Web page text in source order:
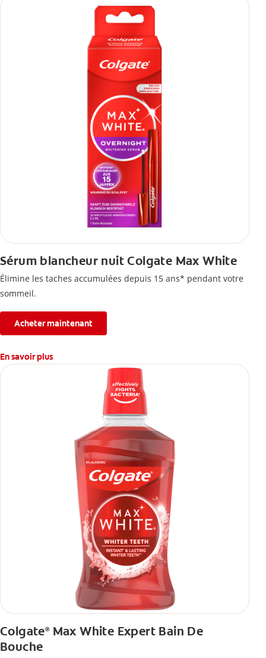
Sérum blancheur nuit Colgate Max White
Élimine les taches accumulées depuis 15 ans* pendant votre
sommeil.
Acheter maintenant
En savoir plus
Colgate®Max White Expert Bain De
Bouche